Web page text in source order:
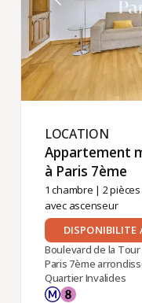
LOCATION ​
Appartement
à Paris 7ème ​
1 chambre | 2 pièces
avec ascenseur
DISPONIBILITE
Boulevard de la
Paris 7ème
Quartier Invalides